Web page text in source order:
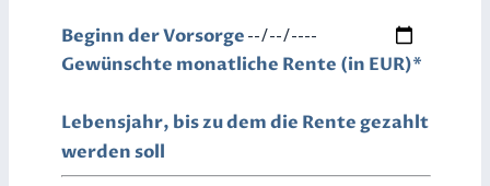
Beginn der Vorsorge
Gewünschte monatliche Rente (in EUR)*
Lebensjahr, bis zu dem die Rente gezahlt
werden soll